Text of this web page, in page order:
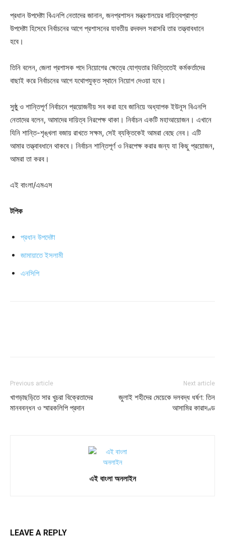
প্রধান উপদেষ্টা বিএনপি নেতাদের জানান, জনপ্রশাসন মন্ত্রণালয়ের দায়িত্বপ্রাপ্ত
উপদেষ্টা হিসেবে নির্বাচনের আগে প্রশাসনের যাবতীয় রদবদল সরাসরি তার তত্ত্বাবধানে
হবে।
তিনি বলেন, জেলা প্রশাসক পদে নিয়োগের ক্ষেত্রে যোগ্যতার ভিত্তিতেই কর্মকর্তাদের
বাছাই করে নির্বাচনের আগে যথোপযুক্ত স্থানে নিয়োগ দেওয়া হবে।
সুষ্ঠু ও শান্তিপূর্ণ নির্বাচনে প্রয়োজনীয় সব করা হবে জানিয়ে অধ্যাপক ইউনূস বিএনপি
নেতাদের বলেন, আমাদের দায়িত্ব নিরপেক্ষ থাকা। নির্বাচন একটি মহাআয়োজন। এখানে
যিনি শান্তি-শৃঙ্খলা বজায় রাখতে সক্ষম, সেই ব্যক্তিকেই আমরা বেছে নেব। এটি
আমার তত্ত্বাবধানে থাকবে। নির্বাচন শান্তিপূর্ণ ও নিরপেক্ষ করার জন্য যা কিছু প্রয়োজন,
আমরা তা করব।
এই বাংলা/এমএস
টপিক
প্রধান উপদেষ্টা
জামায়াতে ইসলামী
এনসিপি
Previous article
খাগড়াছড়িতে সার খুচরা বিক্রেতাদের
মানববন্ধন ও স্মারকলিপি প্রদান
Next article
জুলাই শহীদের মেয়েকে দলবদ্ধ ধর্ষণ: তিন
আসামির কারাদণ্ড
এই বাংলা অনলাইন
LEAVE A REPLY